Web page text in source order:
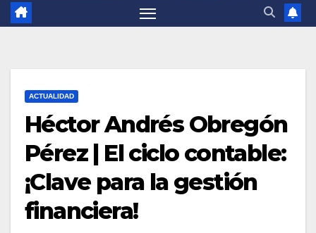
ACTUALIDAD
Héctor Andrés Obregón
Pérez | El ciclo contable:
¡Clave para la gestión
financiera!